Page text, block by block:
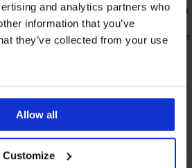
and analytics partners who
information that you’ve
they’ve collected from your use
Allow all
Customize
с подвижни
BRA20
Сутиен
43,19 €
Сутиен Rikka
за след